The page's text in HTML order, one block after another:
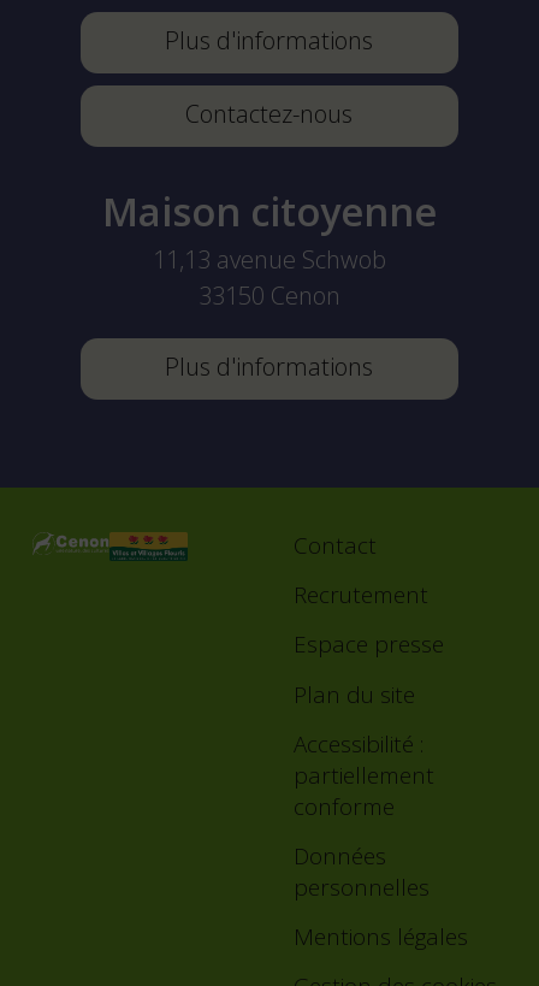
Plus d'informations
Contactez-nous
Maison citoyenne
11,13 avenue Schwob
33150 Cenon
Plus d'informations
Footer
menu
Contact
Recrutement
Espace presse
Plan du site
Accessibilité :
partiellement
conforme
Données
personnelles
Mentions légales